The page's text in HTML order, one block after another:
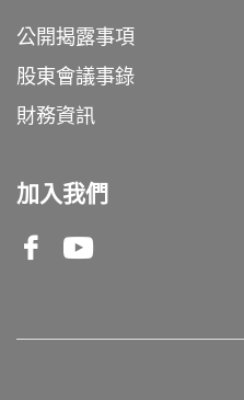
公開揭露事項
股東會議事錄
財務資訊
加入我們